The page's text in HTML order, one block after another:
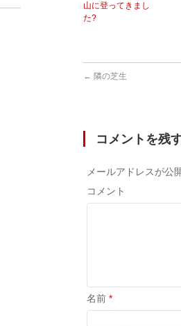
山に登ってきまし
た?
← 隣の芝生
コメントを残
メールアドレスが公
コメント
名前 *